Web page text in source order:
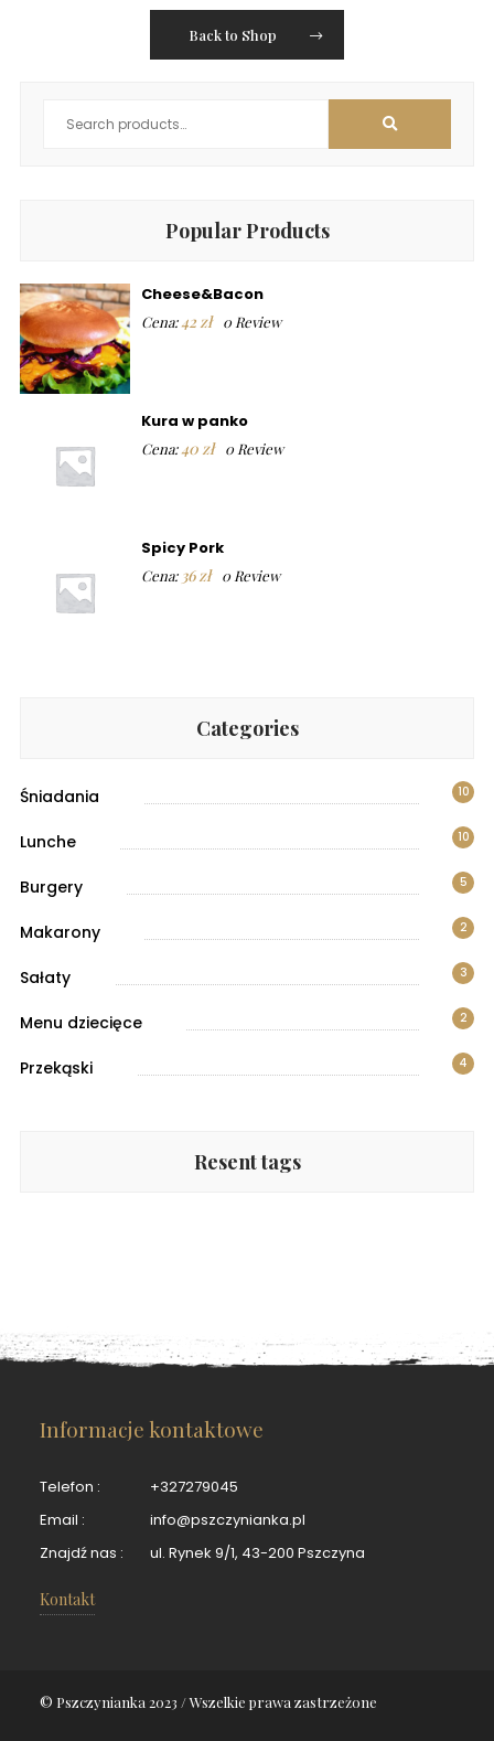
Back to Shop
Popular Products
Cheese&Bacon
Cena:42 zł 0 Review
Kura w panko
Cena:40 zł 0 Review
Spicy Pork
Cena: 36zł 0 Review
Categories
Śniadania 10
Lunche 10
Burgery 5
Makarony 2
Sałaty 3
Menu dziecięce 2
Przekąski 4
Resent tags
Informacje kontaktowe
Telefon :
+327279045
Email :
info@pszczynianka.pl
Znajdź nas :
ul. Rynek 9/1, 43-200 Pszczyna
Kontakt
© Pszczynianka 2023 / Wszelkie prawa zastrzeżone